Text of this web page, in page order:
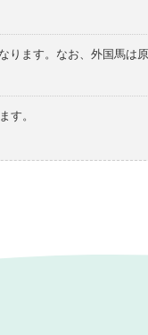
ます。なお、外国馬は
す。